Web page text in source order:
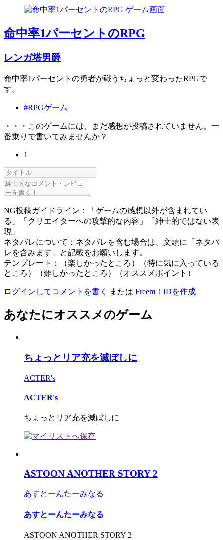
命中率1パーセントのRPG
レンガ塔男爵
命中率1パーセントの勇者が戦うちょっと変わったRPGで
す。
#RPGゲーム
・・・このゲームには、まだ感想が投稿されていません。一
番乗りで書いてみませんか？
1
NG投稿ガイドライン：「ゲームの感想以外が含まれてい
る」「クリエイターへの攻撃的な内容」「紳士的ではない表
現」
ネタバレについて：ネタバレを含む場合は、文頭に「ネタバ
レを含みます」と記載をお願いします。
テンプレート：（楽しかったところ）（特に気に入っている
ところ）（難しかったところ）（オススメポイント）
ログインしてコメントを書く または Freem！IDを作成
あなたにオススメのゲーム
ちょっとリア充を滅ぼしに
ACTER's
ACTER's
ちょっとリア充を滅ぼしに
ASTOON ANOTHER STORY 2
あすとーんたーみなる
あすとーんたーみなる
ASTOON ANOTHER STORY 2